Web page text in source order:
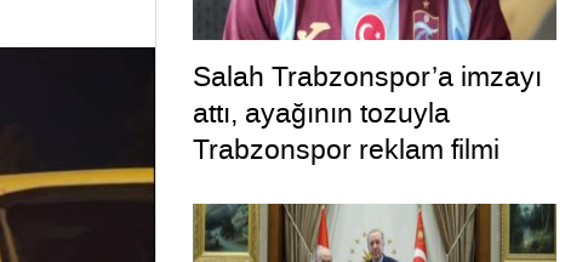
Salah Trabzonspor’a imzayı
attı, ayağının tozuyla
Trabzonspor reklam filmi